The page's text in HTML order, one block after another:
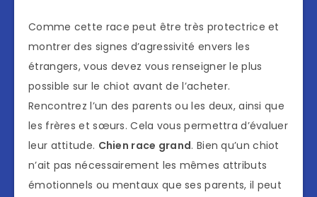
Comme cette race peut être très protectrice et
montrer des signes d’agressivité envers les
étrangers, vous devez vous renseigner le plus
possible sur le chiot avant de l’acheter.
Rencontrez l’un des parents ou les deux, ainsi que
les frères et sœurs. Cela vous permettra d’évaluer
leur attitude. Chien race grand. Bien qu’un chiot
n’ait pas nécessairement les mêmes attributs
émotionnels ou mentaux que ses parents, il peut